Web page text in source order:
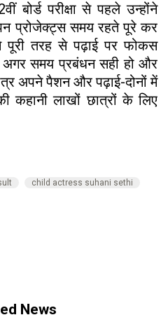
बोर्ड परीक्षा से पहले उन्होंने
प्रोजेक्ट्स समय रहते पूरे कर
पूरी तरह से पढ़ाई पर फोकस
अगर समय प्रबंधन सही हो और
अपने पैशन और पढ़ाई-दोनों में
लाखों छात्रों के लिए
child actress suhani sethi
News